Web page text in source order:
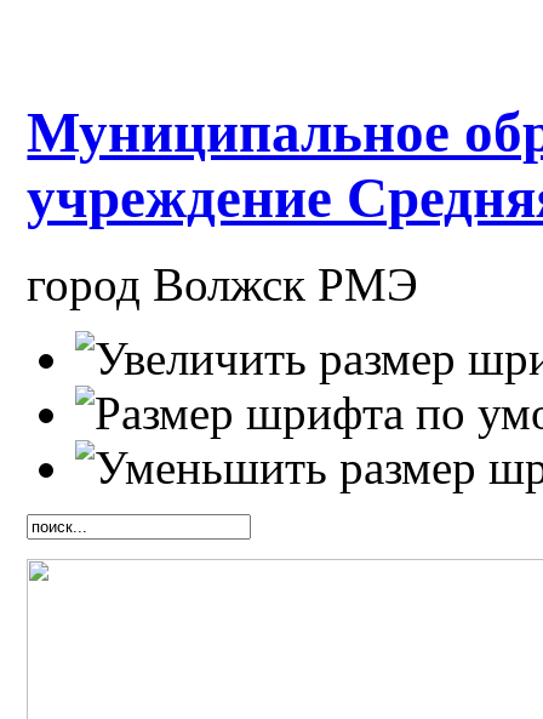
Муниципальное
учреждение
город Волжск РМЭ